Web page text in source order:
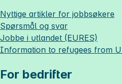
Nyttige artikler for jobbsøkere
Spørsmål og svar
Jobbe i utlandet (EURES)
Information to refugees from
For bedrifter